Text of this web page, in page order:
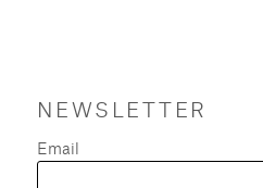
NEWSLETTER
Email